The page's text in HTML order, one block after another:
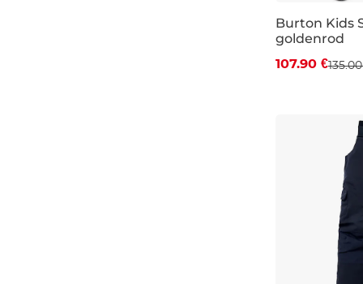
Zľava -20 %
Burton Kids
goldenrod
107.90 €